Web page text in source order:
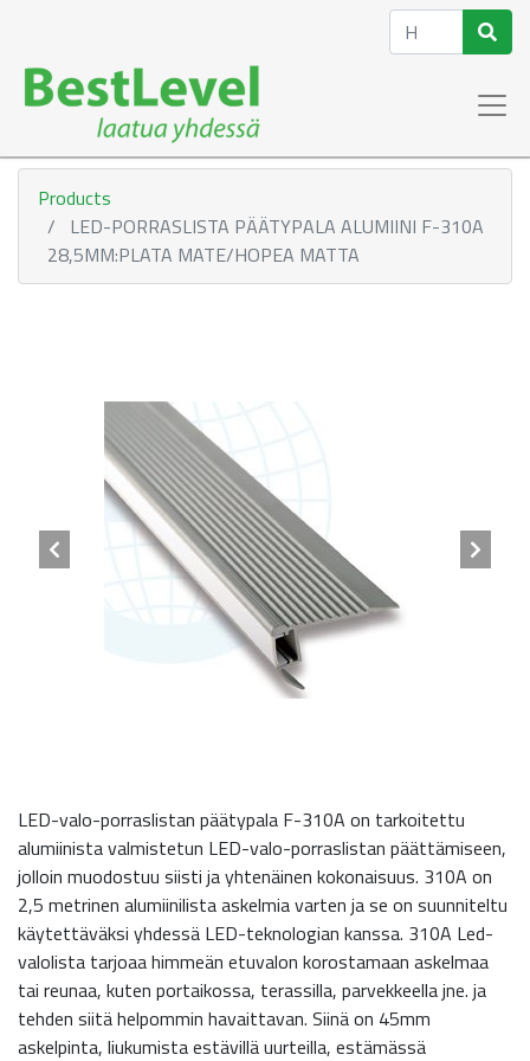
Products
LED-PORRASLISTA PÄÄTYPALA ALUMIINI F-310A
28,5MM:PLATA MATE/HOPEA MATTA
LED-valo-porraslistan päätypala F-310A on tarkoitettu
alumiinista valmistetun LED-valo-porraslistan päättämiseen,
jolloin muodostuu siisti ja yhtenäinen kokonaisuus. 310A on
2,5 metrinen alumiinilista askelmia varten ja se on suunniteltu
käytettäväksi yhdessä LED-teknologian kanssa. 310A Led-
valolista tarjoaa himmeän etuvalon korostamaan askelmaa
tai reunaa, kuten portaikossa, terassilla, parvekkeella jne. ja
tehden siitä helpommin havaittavan. Siinä on 45mm
askelpinta, liukumista estävillä uurteilla, estämässä